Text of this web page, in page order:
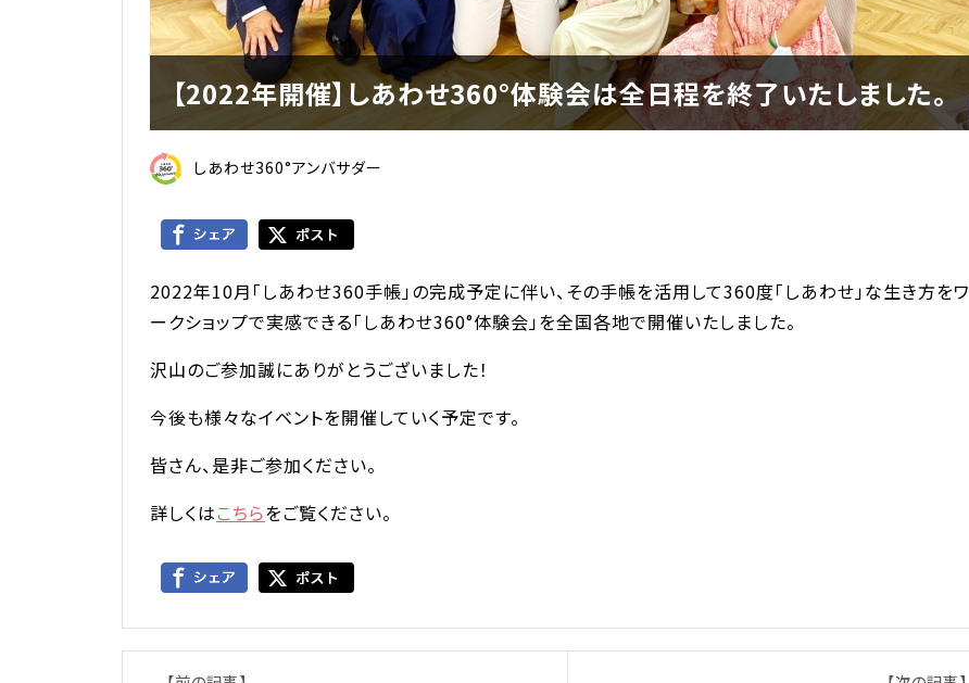
【2022年開催】しあわせ360°体験会は全日程を終了いたしました。
しあわせ360°アンバサダー
2022年10月「しあわせ360手帳」の完成予定に伴い、その手帳を活用して360度「しあわせ」な生き方をワ
ークショップで実感できる「しあわせ360°体験会」を全国各地で開催いたしました。
沢山のご参加誠にありがとうございました！
今後も様々なイベントを開催していく予定です。
皆さん、是非ご参加ください。
詳しくはこちらをご覧ください。